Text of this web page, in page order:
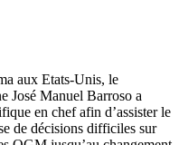
aux Etats-Unis, le
José Manuel Barroso a
en chef afin d’assister le
de décisions difficiles sur